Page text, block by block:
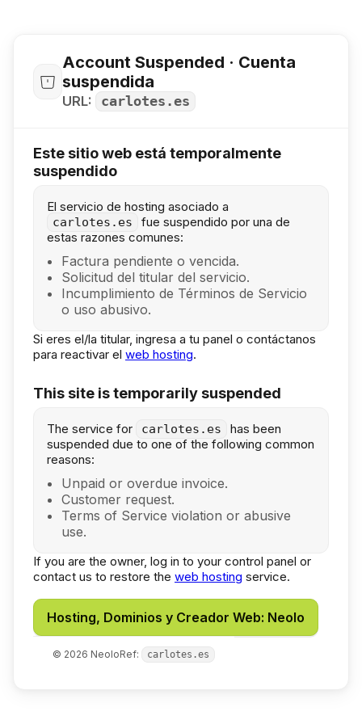
Account Suspended · Cuenta
suspendida
URL: carlotes.es
Este sitio web está temporalmente
suspendido
El servicio de hosting asociado a
carlotes.es
fue suspendido por una de
estas razones comunes:
Factura pendiente o vencida.
Solicitud del titular del servicio.
Incumplimiento de Términos de Servicio
o uso abusivo.
Si eres el/la titular, ingresa a tu panel o contáctanos
para reactivar el web hosting.
This site is temporarily suspended
The service for carlotes.es
has been
suspended due to one of the following common
reasons:
Unpaid or overdue invoice.
Customer request.
Terms of Service violation or abusive
use.
If you are the owner, log in to your control panel or
contact us to restore the web hosting service.
Hosting, Dominios y Creador Web: Neolo
© 2026 NeoloRef: carlotes.es